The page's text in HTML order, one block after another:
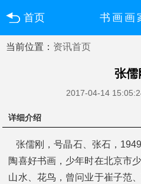
首页 书画画
您好！欢迎来到
当前位置： 资讯首页
张儒
2017-04-14
详细介绍
张儒刚，号晶石、张石，
陶喜好书画，少年时在北京市
山水、花鸟，曾问业于崔子范